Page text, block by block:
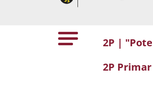
2P |
2P Primar